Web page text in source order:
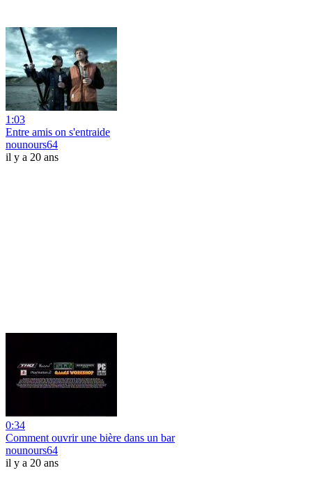
1:03
Entre amis on s'entraide
nounours64
il y a 20 ans
0:34
Comment ouvrir une bière dans un bar
nounours64
il y a 20 ans